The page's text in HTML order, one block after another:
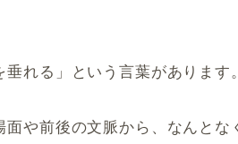
垂れる」という言葉があります。
面や前後の文脈から、なんと